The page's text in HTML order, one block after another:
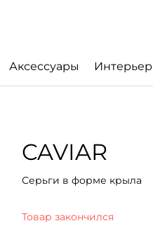
Аксессуары Интерьер
CAVIAR
Серьги в форме крыла
Товар закончился